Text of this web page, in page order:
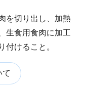
を切り出し、加熱
生食用食肉に加工
付けること。
て